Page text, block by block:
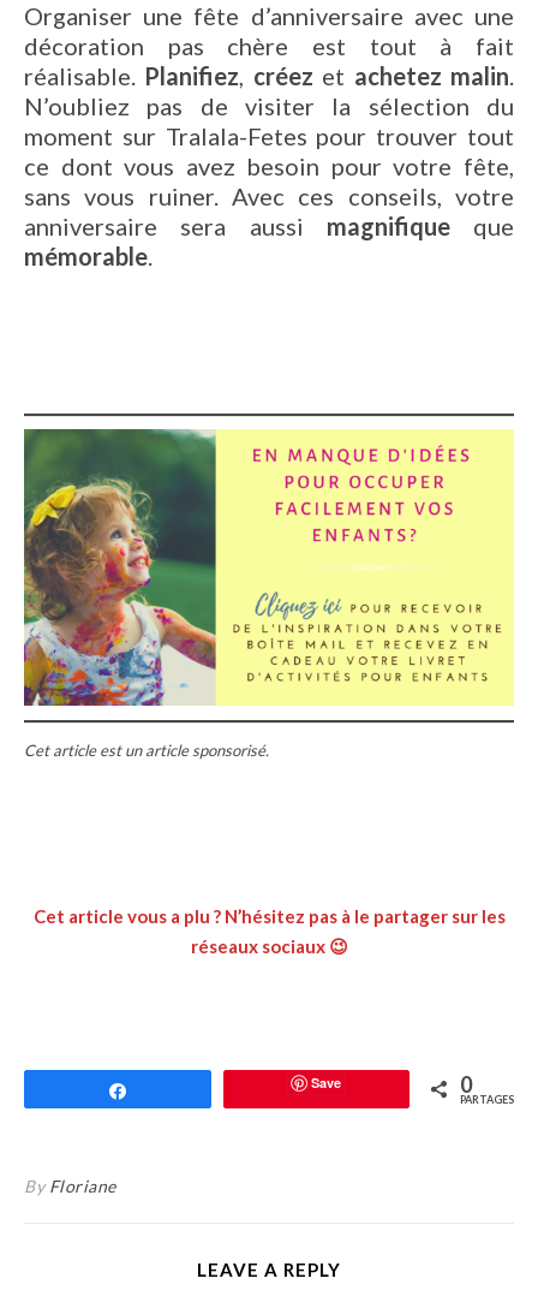
Organiser une fête d’anniversaire avec une
décoration pas chère est tout à fait
réalisable. Planifiez, créez et achetez malin.
N’oubliez pas de visiter la sélection du
moment sur Tralala-Fetes pour trouver tout
ce dont vous avez besoin pour votre fête,
sans vous ruiner. Avec ces conseils, votre
anniversaire sera aussi magnifiqueque
mémorable.
Cet article est un article sponsorisé.
Cet article vous a plu ? N’hésitez pas à le partager sur les
réseaux sociaux 😉
Save 0
PARTAGES
ByFloriane
LEAVE A REPLY